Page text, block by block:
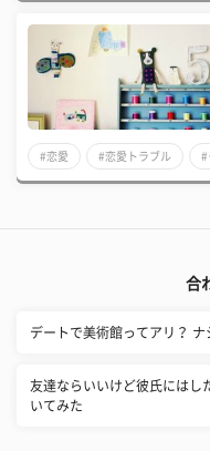
#恋愛 #恋愛トラブル #
合
デートで美術館ってアリ？ ナ
友達ならいいけど彼氏にはし
いてみた